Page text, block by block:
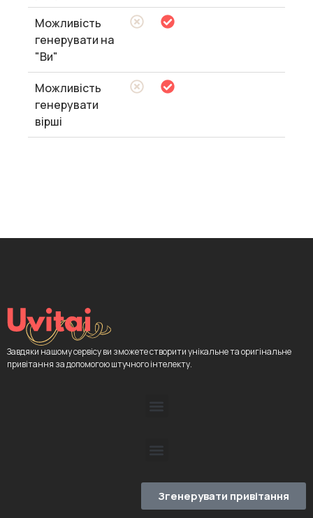
Можливість
генерувати на
"Ви"
Можливість
генерувати
вірші
Завдяки нашому сервісу ви зможете створити унікальне та оригінальне
привітання за допомогою штучного інтелекту.
Згенерувати привітання